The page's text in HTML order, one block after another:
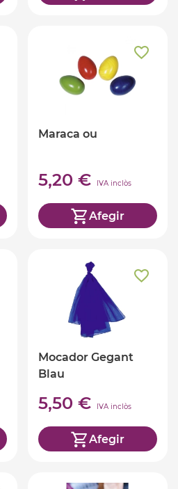
Maraca ou
5,20 € IVA inclòs
Afegir
Mocador Gegant
Blau
5,50 € IVA inclòs
Afegir